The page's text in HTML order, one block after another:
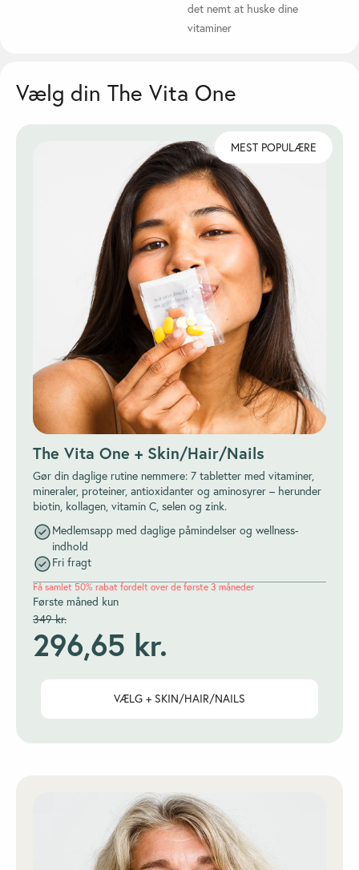
det nemt at huske dine
vitaminer
Vælg din The Vita One
The Vita One + Skin/Hair/Nails
Gør din daglige rutine nemmere: 7 tabletter med vitaminer,
mineraler, proteiner, antioxidanter og aminosyrer – herunder
biotin, kollagen, vitamin C, selen og zink.
Medlemsapp med daglige påmindelser og wellness-
indhold
Fri fragt
Få samlet 50% rabat fordelt over de første 3 måneder
Første måned kun
349 kr.
296,65 kr.
VÆLG + SKIN/HAIR/NAILS
MEST POPULÆRE